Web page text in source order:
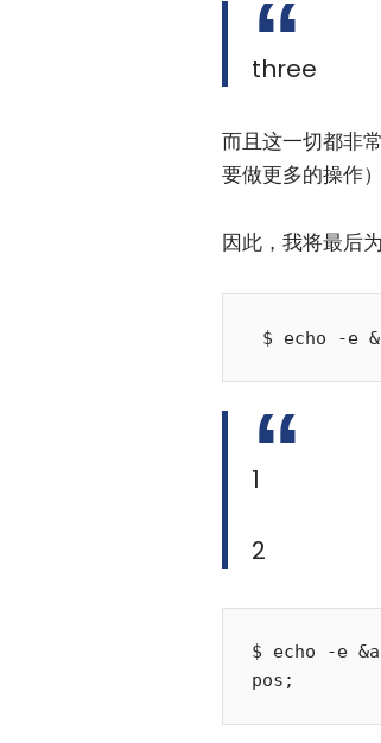
three
而且这一切都非
要做更多的操作）
因此，我将最后
1
2
$ echo -e